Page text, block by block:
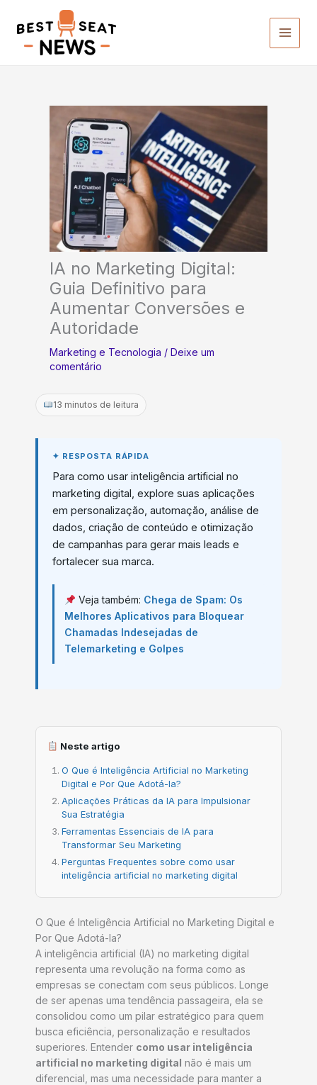
para
conteúdo
IA no Marketing Digital:
Guia Definitivo para
Aumentar Conversões e
Autoridade
Marketing e Tecnologia / Deixe um
comentário
13 minutos de leitura
Para como usar inteligência artificial no
marketing digital, explore suas aplicações
em personalização, automação, análise de
dados, criação de conteúdo e otimização
de campanhas para gerar mais leads e
fortalecer sua marca.
Veja também: Chega de Spam: Os
Melhores Aplicativos para Bloquear
Chamadas Indesejadas de
Telemarketing e Golpes
Neste artigo
O Que é Inteligência Artificial no Marketing
Digital e Por Que Adotá-la?
Aplicações Práticas da IA para Impulsionar
Sua Estratégia
Ferramentas Essenciais de IA para
Transformar Seu Marketing
Perguntas Frequentes sobre como usar
inteligência artificial no marketing digital
O Que é Inteligência Artificial no Marketing Digital e
Por Que Adotá-la?
A inteligência artificial (IA) no marketing digital
representa uma revolução na forma como as
empresas se conectam com seus públicos. Longe
de ser apenas uma tendência passageira, ela se
consolidou como um pilar estratégico para quem
busca eficiência, personalização e resultados
superiores. Entender como usar inteligência
artificial no marketing digital não é mais um
diferencial, mas uma necessidade para manter a